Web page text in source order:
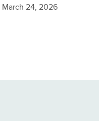
March 24, 2026